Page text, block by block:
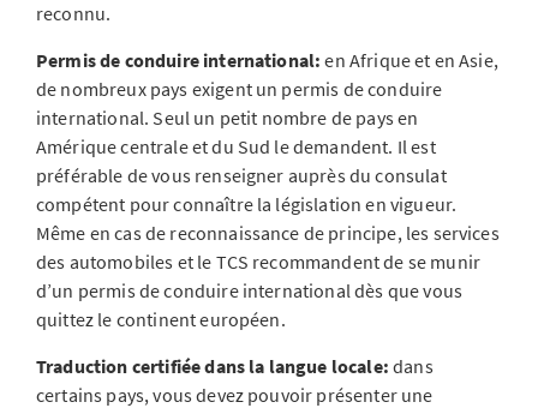
reconnu.
Permis de conduire international:en Afrique et en Asie,
de nombreux pays exigent un permis de conduire
international. Seul un petit nombre de pays en
Amérique centrale et du Sud le demandent. Il est
préférable de vous renseigner auprès du consulat
compétent pour connaître la législation en vigueur.
Même en cas de reconnaissance de principe, les services
des automobiles et le TCS recommandent de se munir
d’un permis de conduire international dès que vous
quittez le continent européen.
Traduction certifiée dans la langue locale: dans
certains pays, vous devez pouvoir présenter une